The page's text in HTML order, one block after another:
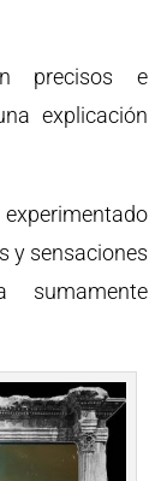
precisos e
explicación
y sensaciones
sumamente